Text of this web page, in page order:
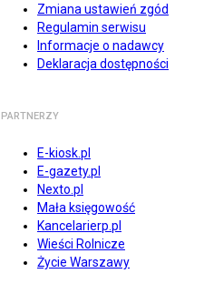
Zmiana ustawień zgód
Regulamin serwisu
Informacje o nadawcy
Deklaracja dostępności
PARTNERZY
E-kiosk.pl
E-gazety.pl
Nexto.pl
Mała księgowość
Kancelarierp.pl
Wieści Rolnicze
Życie Warszawy